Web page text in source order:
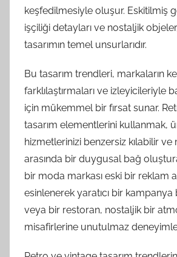
keşfedilmesiyle oluşur. Eskitilmiş
işçiliği detayları ve nostaljik
tasarımın temel unsurlarıdır.
Bu tasarım trendleri, markaların
farklılaştırmaları ve izleyicileriyle
için mükemmel bir fırsat sunar.
tasarım elementlerini kullanmak,
hizmetlerinizi benzersiz kılabilir
arasında bir duygusal bağ
bir moda markası eski bir reklam
esinlenerek yaratıcı bir
veya bir restoran, nostaljik bir
misafirlerine unutulmaz